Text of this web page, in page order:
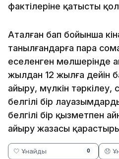
фактілеріне қатысты
Аталған бап бойынша
танылғандарға пара
еселенген мөлшерінде
жылдан 12 жылға дейін
айыру, мүлкін тәркілеу,
белгілі бір
белгілі бір қызметпен
айыру жазасы
🤍 Ұнайды 0 😞